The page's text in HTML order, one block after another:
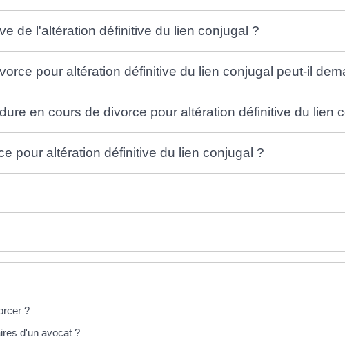
de l'altération définitive du lien conjugal ?
pour altération définitive du lien conjugal peut-il
en cours de divorce pour altération définitive du lien
pour altération définitive du lien conjugal ?
?
d'un avocat ?